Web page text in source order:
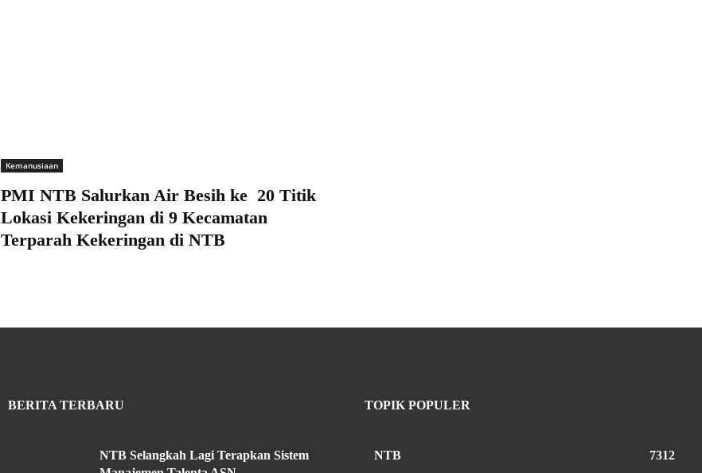
Kemanusiaan
PMI NTB Salurkan Air Besih ke 20 Titik
Lokasi Kekeringan di 9 Kecamatan
Terparah Kekeringan di NTB
BERITA TERBARU
NTB Selangkah Lagi Terapkan Sistem
TOPIK POPULER
NTB 7312